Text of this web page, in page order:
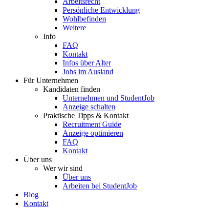
Persönliche Entwicklung
Wohlbefinden
Weitere
Info
FAQ
Kontakt
Infos über Alter
Jobs im Ausland
Für Unternehmen
Kandidaten finden
Unternehmen und StudentJob
Anzeige schalten
Praktische Tipps & Kontakt
Recruitment Guide
Anzeige optimieren
FAQ
Kontakt
Über uns
Wer wir sind
Über uns
Arbeiten bei StudentJob
Blog
Kontakt